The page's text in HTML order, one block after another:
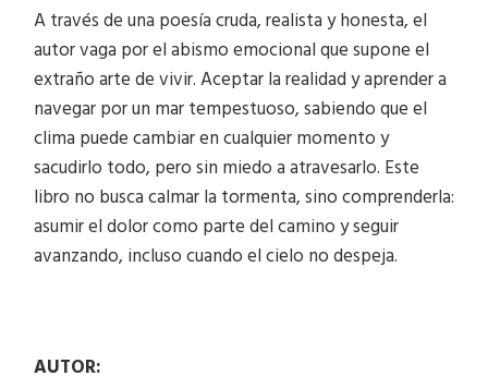
A través de una poesía cruda, realista y honesta, el
autor vaga por el abismo emocional que supone el
extraño arte de vivir. Aceptar la realidad y aprender a
navegar por un mar tempestuoso, sabiendo que el
clima puede cambiar en cualquier momento y
sacudirlo todo, pero sin miedo a atravesarlo. Este
libro no busca calmar la tormenta, sino comprenderla:
asumir el dolor como parte del camino y seguir
avanzando, incluso cuando el cielo no despeja.
AUTOR: